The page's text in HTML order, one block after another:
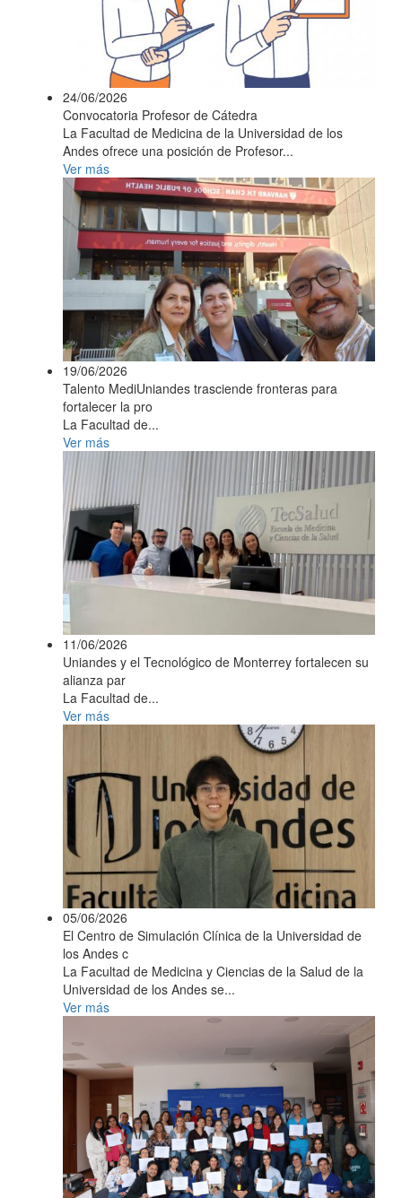
24/06/2026
Convocatoria Profesor de Cátedra
La Facultad de Medicina de la Universidad de los
Andes ofrece una posición de Profesor...
Ver más
19/06/2026
Talento MediUniandes trasciende fronteras para
fortalecer la pro
La Facultad de...
Ver más
11/06/2026
Uniandes y el Tecnológico de Monterrey fortalecen su
alianza par
La Facultad de...
Ver más
05/06/2026
El Centro de Simulación Clínica de la Universidad de
los Andes c
La Facultad de Medicina y Ciencias de la Salud de la
Universidad de los Andes se...
Ver más